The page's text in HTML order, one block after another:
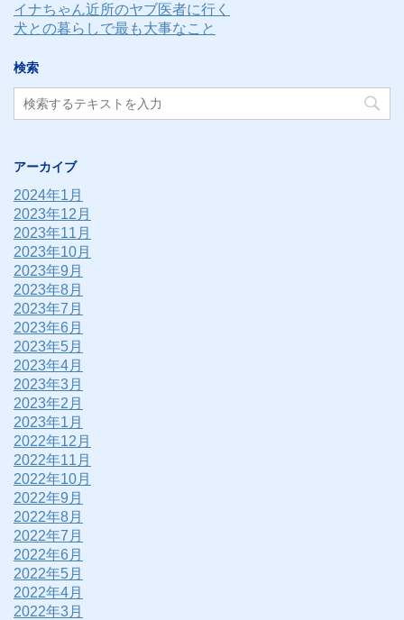
イナちゃん近所のヤブ医者に行く
犬との暮らしで最も大事なこと
検索
アーカイブ
2024年1月
2023年12月
2023年11月
2023年10月
2023年9月
2023年8月
2023年7月
2023年6月
2023年5月
2023年4月
2023年3月
2023年2月
2023年1月
2022年12月
2022年11月
2022年10月
2022年9月
2022年8月
2022年7月
2022年6月
2022年5月
2022年4月
2022年3月